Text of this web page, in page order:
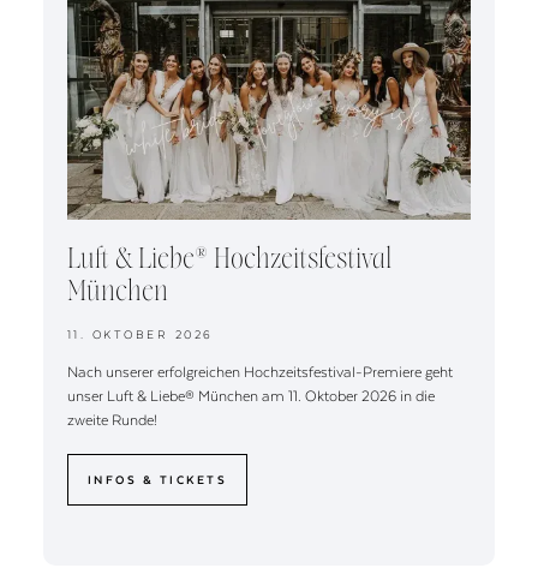
Luft & Liebe® Hochzeitsfestival
München
11. OKTOBER 2026
Nach unserer erfolgreichen Hochzeitsfestival-Premiere geht
unser Luft & Liebe® München am 11. Oktober 2026 in die
zweite Runde!
INFOS & TICKETS